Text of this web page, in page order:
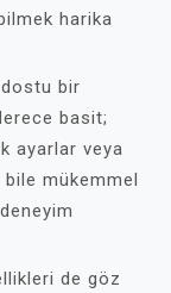
harika
bir
basit;
ayarlar veya
mükemmel
de göz